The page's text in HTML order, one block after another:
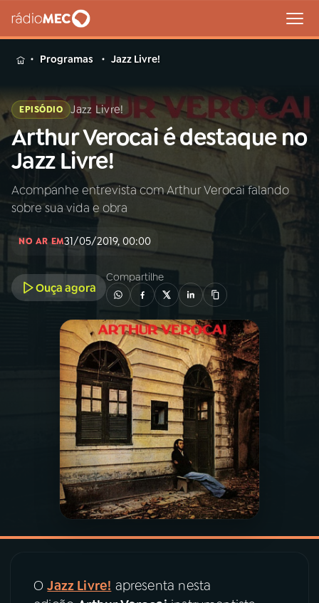
MENU
Buscar
na
Rádio
MEC
Buscar
Início AO VIVO
PROGRAMAÇÃO
PROGRAMAS
PODCASTS
VIDEOCASTS
07ÚLTIMAS
08PRÊMIO RÁDIO MEC
Programas Jazz Livre!
EPISÓDIO Jazz Livre!
Arthur Verocai é destaque no
Jazz Livre!
Acompanhe entrevista com Arthur Verocai falando
sobre sua vida e obra
NO AR EM31/05/2019, 00:00
Ouça agora
Compartilhe
OJazz Livre! apresenta nesta